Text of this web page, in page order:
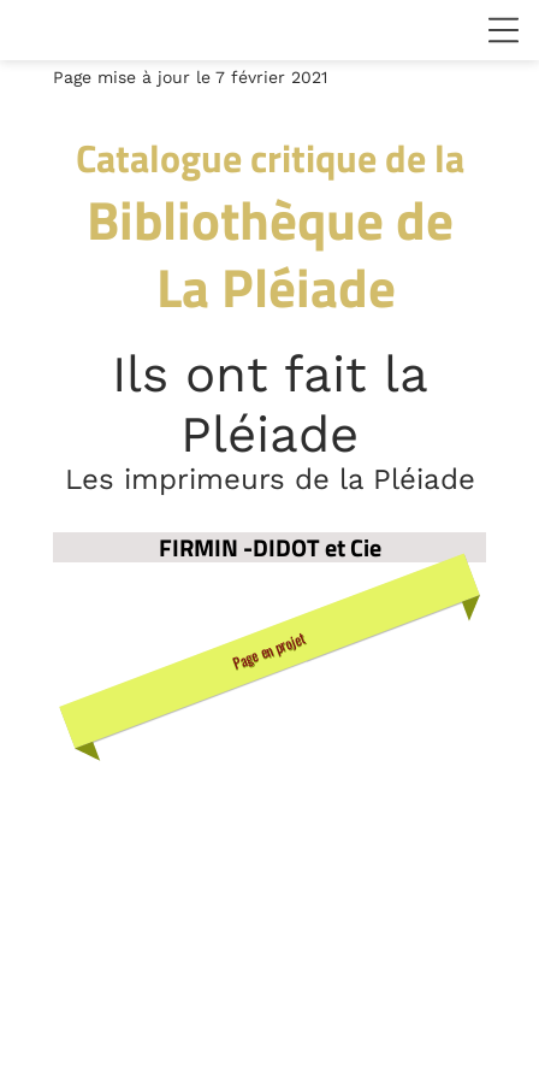
Catalogue critique de la
Bibliothèque de
La Pléiade
Page mise à jour le 7 février 2021
Ils ont fait la
Pléiade
Les imprimeurs de la Pléiade
FIRMIN -DIDOT et Cie
Page en projet